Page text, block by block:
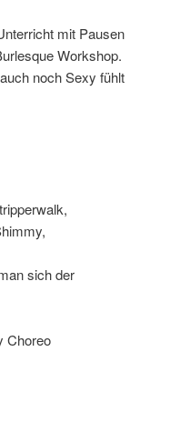
mit Pausen
Workshop.
noch Sexy fühlt
sich der
Choreo